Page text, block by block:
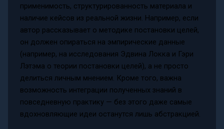
применимость, структурированность материала и
наличие кейсов из реальной жизни. Например, если
автор рассказывает о методике постановки целей,
он должен опираться на эмпирические данные
(например, на исследования Эдвина Локка и Гэри
Лэтэма о теории постановки целей), а не просто
делиться личным мнением. Кроме того, важна
возможность интеграции полученных знаний в
повседневную практику — без этого даже самые
вдохновляющие идеи останутся лишь абстракцией.